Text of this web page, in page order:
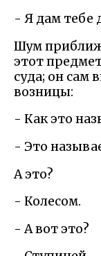
- Я дам тебе
Шум
этот
суда; он сам
возницы:
- Как это
- Это
А это?
- Колесом.
- А вот это?